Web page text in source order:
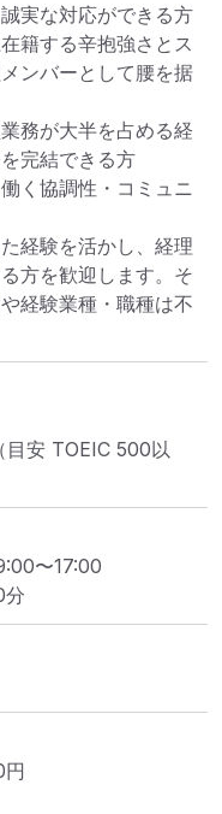
実な対応ができる⽅
籍する辛抱強さとス
ンバーとして腰を据
務が大半を占める経
完結できる方
く協調性・コミュニ
経験を活かし、経理
方を歓迎します。そ
経験業種・職種は不
〜17:00
分
円